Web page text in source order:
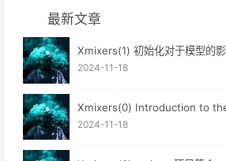
最新文章
Xmixers(1) 初始化对于模型的
2024-11-18
Xmixers(0) Introduction to
2024-11-18